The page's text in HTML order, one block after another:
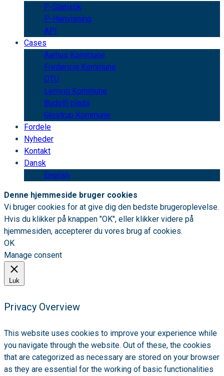
P-Statistik
P-Henvisning
API
Cases
Aarhus Kommune
Fredericia Kommune
DTU
Lemvig Kommune
Budolfi plads
Glostrup Kommune
Fordele
Nyheder
Kontakt
Dansk
English
Denne hjemmeside bruger cookies
Vi bruger cookies for at give dig den bedste brugeroplevelse.
Hvis du klikker på knappen "OK", eller klikker videre på
hjemmesiden, accepterer du vores brug af cookies.
OK
Manage consent
Luk
Privacy Overview
This website uses cookies to improve your experience while
you navigate through the website. Out of these, the cookies
that are categorized as necessary are stored on your browser
as they are essential for the working of basic functionalities